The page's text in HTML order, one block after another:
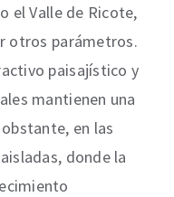
el Valle de Ricote,
otros parámetros.
paisajístico y
mantienen una
en las
donde la